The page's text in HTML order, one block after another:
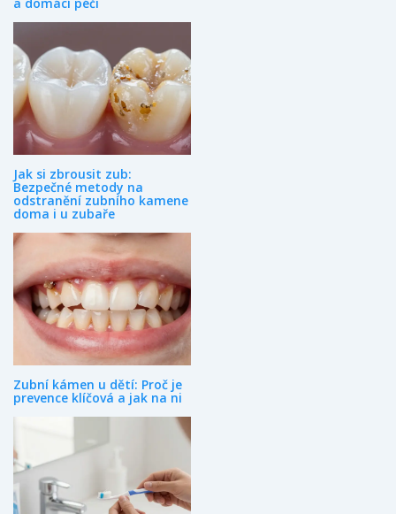
Jak si zbrousit zub:
Bezpečné metody na
odstranění zubního kamene
doma i u zubaře
Zubní kámen u dětí: Proč je
prevence klíčová a jak na ni